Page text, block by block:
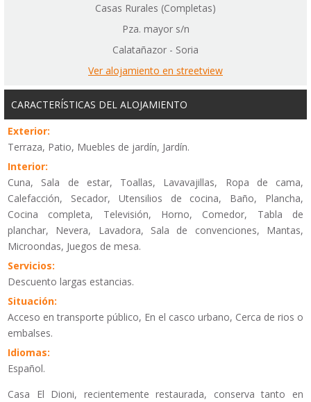
Casas Rurales (Completas)
Pza. mayor s/n
Calatañazor - Soria
Ver alojamiento en streetview
CARACTERÍSTICAS DEL ALOJAMIENTO
Exterior:
Terraza, Patio, Muebles de jardín, Jardín.
Interior:
Cuna, Sala de estar, Toallas, Lavavajillas, Ropa de cama,
Calefacción, Secador, Utensilios de cocina, Baño, Plancha,
Cocina completa, Televisión, Horno, Comedor, Tabla de
planchar, Nevera, Lavadora, Sala de convenciones, Mantas,
Microondas, Juegos de mesa.
Servicios:
Descuento largas estancias.
Situación:
Acceso en transporte público, En el casco urbano, Cerca de rios o
embalses.
Idiomas:
Español.
Casa El Dioni, recientemente restaurada, conserva tanto en